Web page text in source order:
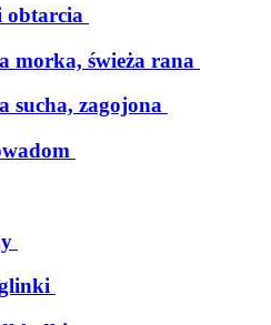
obtarcia
morka, świeża rana
sucha, zagojona